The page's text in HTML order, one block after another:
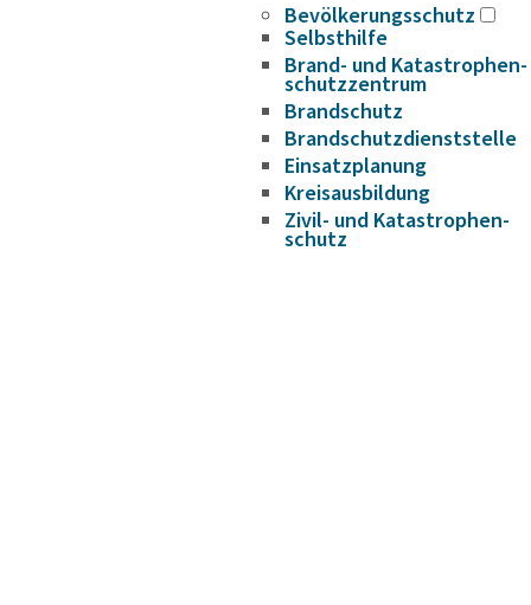
Bevöl­ke­rungs­schutz
Selbst­hilfe
Brand- und Kata­s­tro­­phen­­
schutz­­zen­trum
Brand­schutz
Brand­schutz­dienst­stelle
Einsatz­pla­nung
Kreis­aus­­bil­­dung
Zivil- und Kata­s­tro­­phen­­
schutz